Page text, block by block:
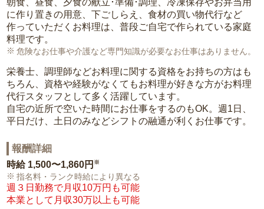
朝食、昼食、夕食の献立･準備･調理、冷凍保存やお弁当用
に作り置きの用意、下ごしらえ、食材の買い物代行など
作っていただくお料理は、普段ご自宅で作られている家庭
料理です。
危険なお仕事や介護など専門知識が必要なお仕事はありません。
栄養士、調理師などお料理に関する資格をお持ちの方はも
ちろん、資格や経験がなくてもお料理が好きな方がお料理
代行スタッフとして多く活躍しています。
自宅の近所で空いた時間にお仕事をするのもOK。週1日、
平日だけ、土日のみなどシフトの融通が利くお仕事です。
報酬詳細
時給 1,500〜1,860円 ※
指名料・ランク時給により異なる
週３日勤務で月収10万円も可能
本業として月収30万以上も可能